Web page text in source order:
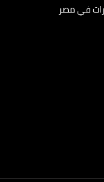
في مصر